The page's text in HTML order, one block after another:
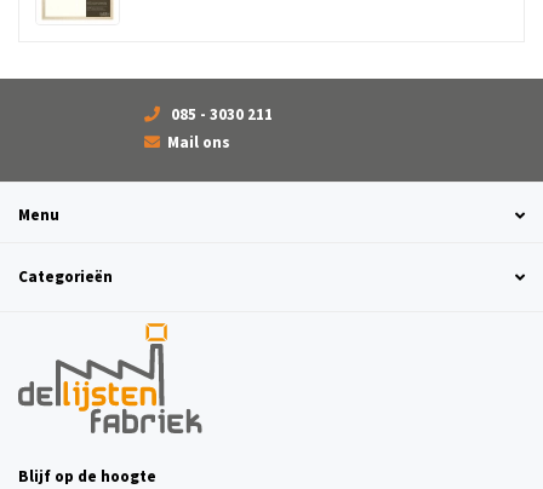
085 - 3030 211
Mail ons
Menu
Categorieën
Blijf op de hoogte